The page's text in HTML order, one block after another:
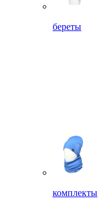
береты
комплекты